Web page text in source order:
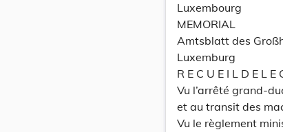
Luxembourg
MEMORIAL
Amtsblatt des
Luxemburg
R E C U E I L D E L
Vu l’arrêté grand-
et au transit des
Vu le règlement